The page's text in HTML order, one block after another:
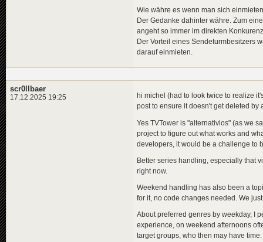
Wie währe es wenn man sich
Der Gedanke dahinter währe. Zum
angeht so immer im direkten
Der Vorteil eines Sendeturmbesitzers
darauf einmieten.
scr0llbaer
17.12.2025 19:25
hi michel (had to look twice to realize
post to ensure it doesn't get deleted by
Yes TVTower is "alternativlos" (as we
project to figure out what works and
developers, it would be a challenge to
Better series handling, especially that
right now.
Weekend handling has also been a
for it, no code changes needed. We
About preferred genres by weekday, I
experience, on weekend afternoons
target groups, who then may have